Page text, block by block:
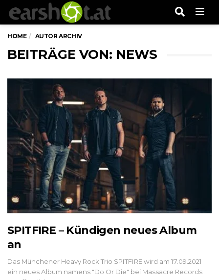
HOME AUTOR ARCHIV
BEITRÄGE VON: NEWS
SPITFIRE – Kündigen neues Album
an
Das Münchener Heavy Rock Trio SPITFIRE wird am 17.09.2021
ein neues Album namens "Do Or Die" bei Massacre Records